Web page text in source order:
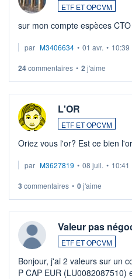
ETF ET OPCVM
sur mon compte espèces
par M3406634 • 01 avr. • 10:39
24commentaires • 2 j'aime
L'OR
ETF ET OPCVM
Oriez vous l'or? Est ce bien l'or
par M3627819 • 08 juil. • 10:41
3 commentaires • 0j'aime
Valeur pas
ETF ET OPCVM
Bonjour, j'ai 2 valeurs sur un
P CAP EUR (LU0082087510)